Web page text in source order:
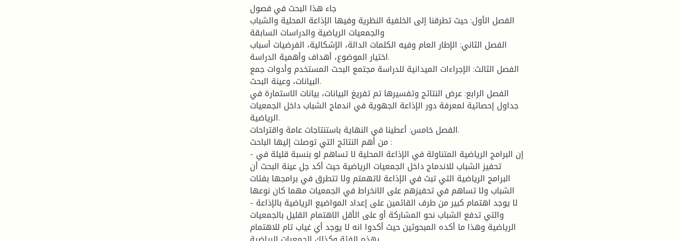
جاء هذا البحث في فصول
الفصل الأول: حيث تطرقنا إلى الخلفية النظرية وفيها الإذاعة المحلية والشباب
والجمعيات الرياضية والدراسات السابقة
الفصل الثاني: الإطار العام وفيه الكلمات الدالة، الإشكالية، الفرضيات أسباب
اختيار الموضوع، أهداف وأهمية الدراسة.
الفصل الثالث: الإجراءات الميدانية للدراسة مجتمع البحث المستخدم وأدوات جمع
البيانات، وعينة البحث.
الفصل الرابع: عرض النتائج وتفسيرها تم تفريغ البيانات، بيانات الاستمارة في
جداول إحصائية لمعرفة دور الإذاعة الجهوية في اندماج الشباب داخل الجمعيات
الرياضية.
الفصل خامس: أعطينا في النهاية باستنتاجات عامة واقتراحات.
من أهم النتائج التي توصلت إليها الباحث :
- إن البرامج الرياضية المتناولة في الإذاعة المحلية لا تساهم لو بنسبة قليلة في
تحفيز الشباب للاندماج داخل الجمعيات الرياضية حيث أكد جل عينة البحث أن
البرامج الرياضية التي تبث في الإذاعة لاتهمتم ولا تتطرق في برامجها بفئات
الشباب ولا تساهم في تحفيزهم على الانخراط في الجمعيات مهما كان نوعها
- لا يوجد اهتمام كبير من طرف القائمين على إعداد المواضيع الرياضية بالإذاعة
والتي تدفع الشباب نحو المشاركة أو على الأقل الاهتمام القليل بالجمعيات
الرياضية وهذا ما أكده المبحوثين حيث أكدوا انه لا يوجد أي غياب تام للاهتمام